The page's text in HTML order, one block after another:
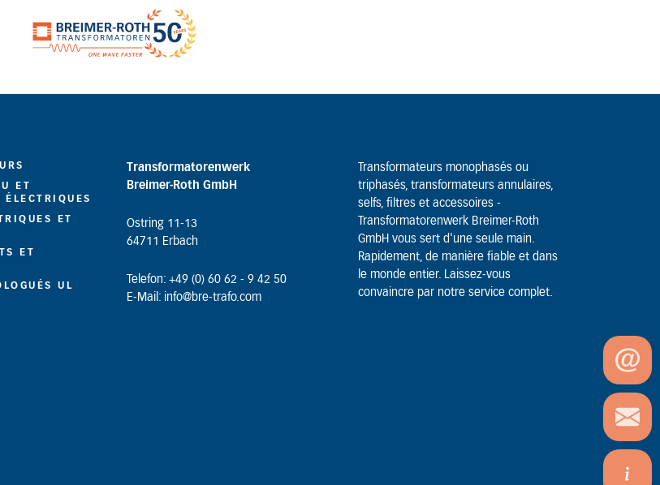
ET
ET
ET
UL
Transformatorenwerk
Breimer-Roth GmbH
Ostring 11-13
64711 Erbach
Telefon: +49 (0) 60 62 - 9 42 50
E-Mail: info@bre-trafo.com
Transformateurs monophasés ou
triphasés, transformateurs annulaires,
selfs, filtres et accessoires -
Transformatorenwerk Breimer-Roth
GmbH vous sert d'une seule main.
Rapidement, de manière fiable et dans
le monde entier. Laissez-vous
convaincre par notre service complet.